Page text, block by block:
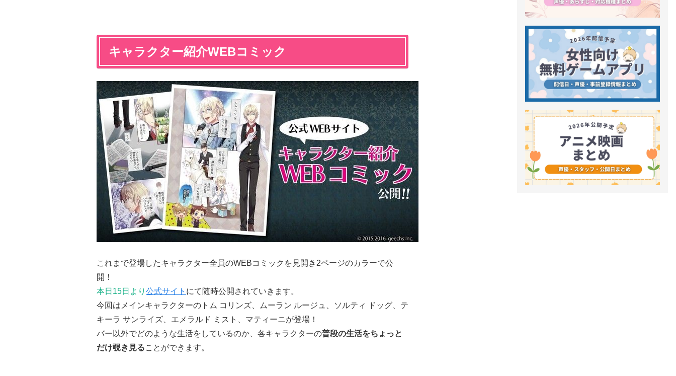
キャラクター紹介WEBコミック
これまで登場したキャラクター全員のWEBコミックを見開き2ページのカラーで公
開！
本日15日より 公式サイト にて随時公開されていきます。
今回はメインキャラクターのトム コリンズ、ムーラン ルージュ、ソルティ ドッグ、テ
キーラ サンライズ、エメラルド ミスト、マティーニが登場！
バー以外でどのような生活をしているのか、各キャラクターの普段の生活をちょっと
だけ覗き見ることができます。